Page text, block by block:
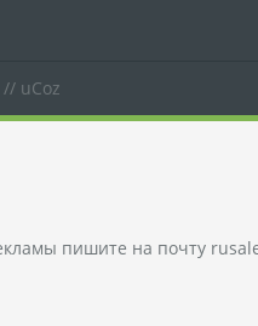
// uCoz
пишите на почту